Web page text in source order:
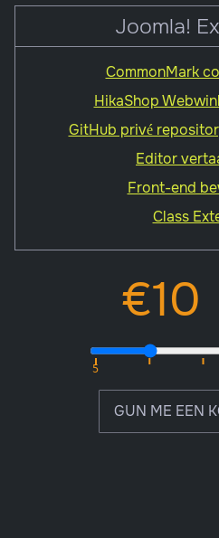
Joomla!
CommonMark
HikaShop
GitHub privé
Editor
Front-end
Class
GUN ME EEN